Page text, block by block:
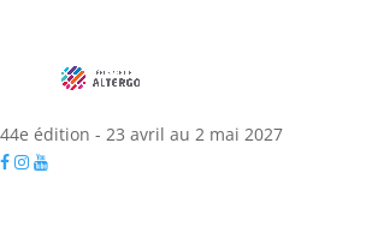
44e édition - 23 avril au 2 mai 2027